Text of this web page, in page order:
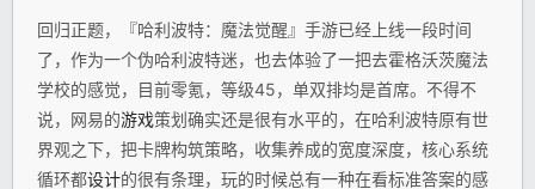
回归正题，『哈利波特：魔法觉醒』手游已经上线一段时间
了，作为一个伪哈利波特迷，也去体验了一把去霍格沃茨魔法
学校的感觉，目前零氪，等级45，单双排均是首席。不得不
说，网易的游戏策划确实还是很有水平的，在哈利波特原有世
界观之下，把卡牌构筑策略，收集养成的宽度深度，核心系统
循环都设计的很有条理，玩的时候总有一种在看标准答案的感